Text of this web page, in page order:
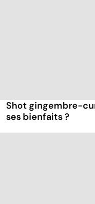
Shot gingembre-
ses bienfaits ?